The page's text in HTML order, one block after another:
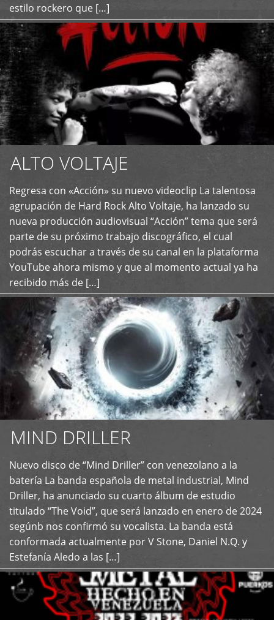
estilo rockero que […]
ALTO VOLTAJE
Regresa con «Acción» su nuevo videoclip La talentosa
agrupación de Hard Rock Alto Voltaje, ha lanzado su
nueva producción audiovisual “Acción” tema que será
parte de su próximo trabajo discográfico, el cual
podrás escuchar a través de su canal en la plataforma
YouTube ahora mismo y que al momento actual ya ha
recibido más de […]
+
MIND DRILLER
Nuevo disco de “Mind Driller” con venezolano a la
batería La banda española de metal industrial, Mind
Driller, ha anunciado su cuarto álbum de estudio
titulado “The Void”, que será lanzado en enero de 2024
segúnb nos confirmó su vocalista. La banda está
conformada actualmente por V Stone, Daniel N.Q. y
Estefanía Aledo a las […]
+